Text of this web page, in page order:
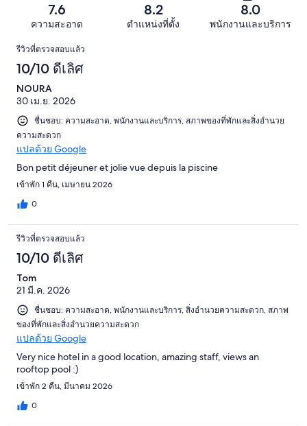
1004
รีวิว
จาก
1004
รีวิว
7.6
ความสะอาด
8.2
ตำแหน่งที่ตั้ง
8.0
พนักงานและบริการ
รีวิว
รีวิวที่ตรวจสอบแล้ว
10/10 ดีเลิศ
NOURA
30 เม.ย. 2026
ชื่นชอบ: ความสะอาด, พนักงานและบริการ, สภาพของที่พักและสิ่งอำนวย
ความสะดวก
แปลด้วย Google
Bon petit déjeuner et jolie vue depuis la piscine
เข้าพัก 1 คืน, เมษายน 2026
0
รีวิวที่ตรวจสอบแล้ว
10/10 ดีเลิศ
Tom
21 มี.ค. 2026
ชื่นชอบ: ความสะอาด, พนักงานและบริการ, สิ่งอำนวยความสะดวก, สภาพ
ของที่พักและสิ่งอำนวยความสะดวก
แปลด้วย Google
Very nice hotel in a good location, amazing staff, views an
rooftop pool :)
เข้าพัก 2 คืน, มีนาคม 2026
0